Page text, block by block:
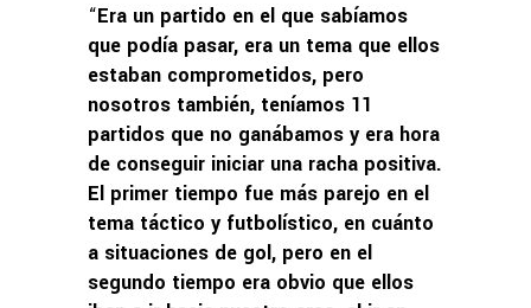
“Era un partido en el que sabíamos
que podía pasar, era un tema que ellos
estaban comprometidos, pero
nosotros también, teníamos 11
partidos que no ganábamos y era hora
de conseguir iniciar una racha positiva.
El primer tiempo fue más parejo en el
tema táctico y futbolístico, en cuánto
a situaciones de gol, pero en el
segundo tiempo era obvio que ellos